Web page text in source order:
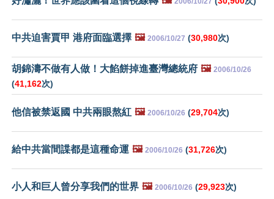
中共迫害賈甲 港府面臨選擇 🖼️ 2006/10/27 (30,980次)
胡錦濤不做有人做！大餡餅掉進臺灣總統府 🖼️ 2006/10/26
(41,162次)
他信被禁返國 中共兩眼熬紅 🖼️ 2006/10/26 (29,704次)
給中共當間諜都是這種命運 🖼️ 2006/10/26 (31,726次)
小人和巨人曾分享我們的世界 🖼️ 2006/10/26 (29,923次)